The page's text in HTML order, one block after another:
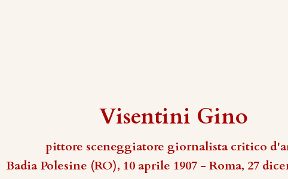
Visentini Gino
pittore sceneggiatore giornalista critico
Badia Polesine (RO), 10 aprile 1907 - Roma, 27